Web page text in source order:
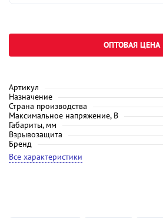
Артикул
Назначение
Страна производства
Максимальное напряжение, В
Габариты, мм
Взрывозащита
Бренд
Все характеристики
ОПТОВАЯ ЦЕНА